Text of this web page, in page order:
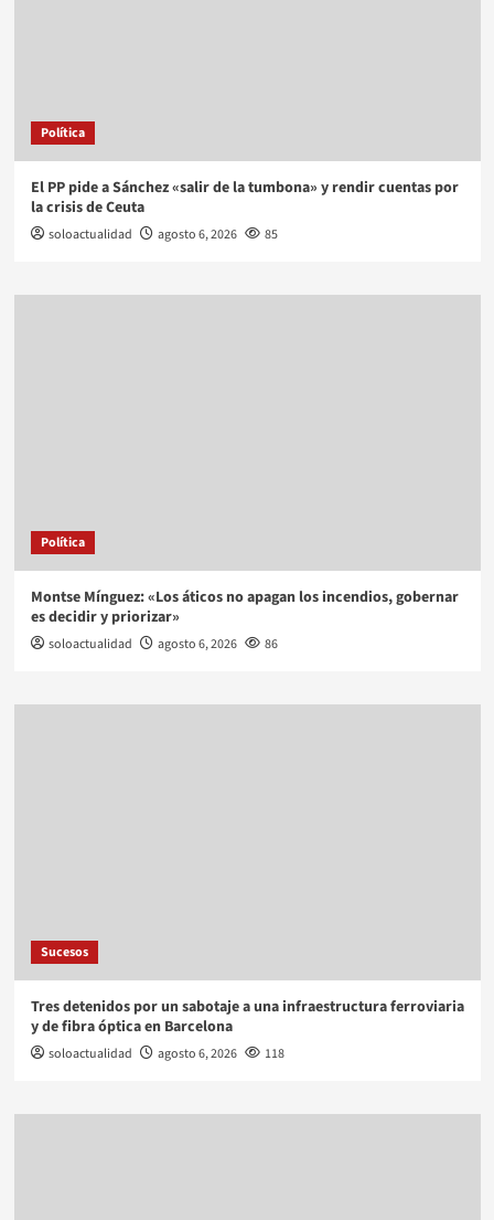
Política
El PP pide a Sánchez «salir de la tumbona» y rendir cuentas por
la crisis de Ceuta
soloactualidad agosto 6, 2026 85
Política
Montse Mínguez: «Los áticos no apagan los incendios, gobernar
es decidir y priorizar»
soloactualidad agosto 6, 2026 86
Sucesos
Tres detenidos por un sabotaje a una infraestructura ferroviaria
y de fibra óptica en Barcelona
soloactualidad agosto 6, 2026 118